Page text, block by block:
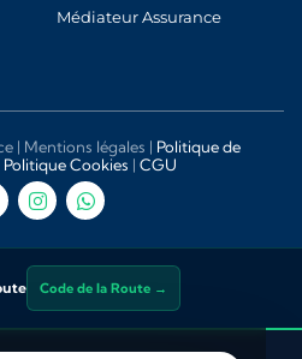
Médiateur Assurance
| Mentions légales | Politique de
Politique Cookies | CGU
Code de la Route →